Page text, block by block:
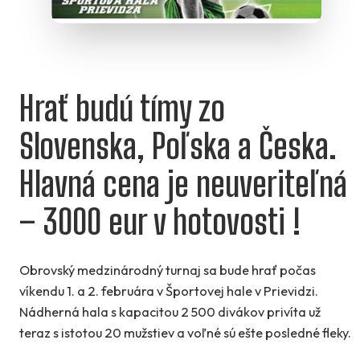
Hrať budú tímy zo
Slovenska, Poľska a Česka.
Hlavná cena je neuveriteľná
– 3000 eur v hotovosti !
Obrovský medzinárodný turnaj sa bude hrať počas
víkendu 1. a 2. februára v Športovej hale v Prievidzi.
Nádherná hala s kapacitou 2 500 divákov privíta už
teraz s istotou 20 mužstiev a voľné sú ešte posledné fleky.